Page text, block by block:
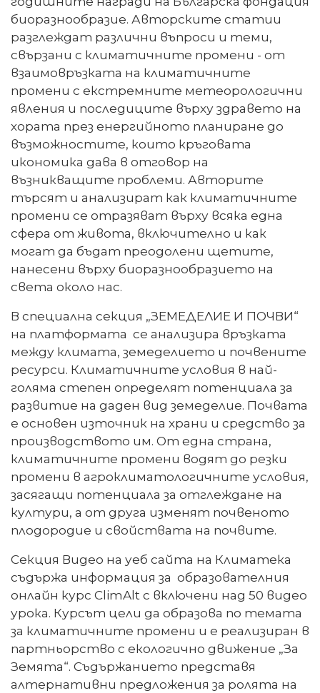
биоразнообразие. Авторските статии
разглеждат различни въпроси и теми,
свързани с климатичните промени - от
взаимовръзката на климатичните
промени с екстремните метеорологични
явления и последиците върху здравето на
хората през енергийното планиране до
възможностите, които кръговата
икономика дава в отговор на
възникващите проблеми. Авторите
търсят и анализират как климатичните
промени се отразяват върху всяка една
сфера от живота, включително и как
могат да бъдат преодолени щетите,
нанесени върху биоразнообразието на
света около нас.
В специална секция „ЗЕМЕДЕЛИЕ И ПОЧВИ“
на платформата се анализира връзката
между климата, земеделието и почвените
ресурси. Климатичните условия в най-
голяма степен определят потенциала за
развитие на даден вид земеделие. Почвата
е основен източник на храни и средство за
производството им. От една страна,
климатичните промени водят до резки
промени в агроклиматологичните условия,
засягащи потенциала за отглеждане на
култури, а от друга изменят почвеното
плодородие и свойствата на почвите.
Секция Видео на уеб сайта на Климатека
съдържа информация за образователния
онлайн курс ClimAlt с включени над 50 видео
урока. Курсът цели да образова по темата
за климатичните промени и е реализиран в
партньорство с екологично движение „За
Земята“. Съдържанието представя
алтернативни предложения за ролята на